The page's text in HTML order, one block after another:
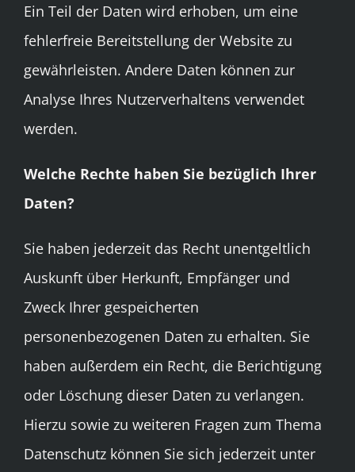
Ein Teil der Daten wird erhoben, um eine
fehlerfreie Bereitstellung der Website zu
gewährleisten. Andere Daten können zur
Analyse Ihres Nutzerverhaltens verwendet
werden.
Welche Rechte haben Sie bezüglich Ihrer
Daten?
Sie haben jederzeit das Recht unentgeltlich
Auskunft über Herkunft, Empfänger und
Zweck Ihrer gespeicherten
personenbezogenen Daten zu erhalten. Sie
haben außerdem ein Recht, die Berichtigung
oder Löschung dieser Daten zu verlangen.
Hierzu sowie zu weiteren Fragen zum Thema
Datenschutz können Sie sich jederzeit unter